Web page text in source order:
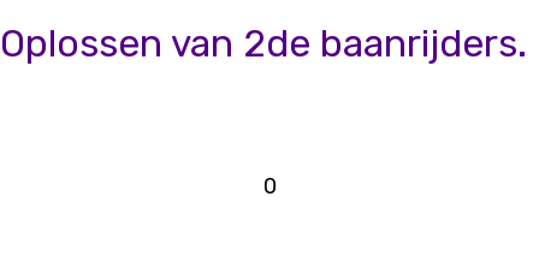
Oplossen van 2de baanrijders.
0